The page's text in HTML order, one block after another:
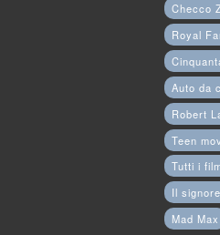
Checco
Royal
Auto da
Robert
Teen
Tutti i
Il
Mad Max